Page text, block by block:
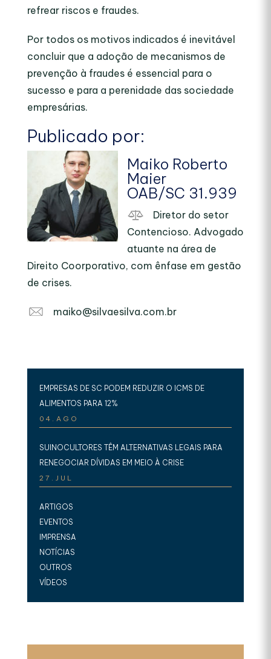
refrear riscos e fraudes.
Por todos os motivos indicados é inevitável
concluir que a adoção de mecanismos de
prevenção à fraudes é essencial para o
sucesso e para a perenidade das sociedade
empresárias.
Publicado por:
Maiko Roberto
Maier
OAB/SC 31.939
Diretor do setor
Contencioso. Advogado
atuante na área de
Direito Coorporativo, com ênfase em gestão
de crises.
maiko@silvaesilva.com.br
EMPRESAS DE SC PODEM REDUZIR O ICMS DE
ALIMENTOS PARA 12%
04.AGO
SUINOCULTORES TÊM ALTERNATIVAS LEGAIS PARA
RENEGOCIAR DÍVIDAS EM MEIO À CRISE
27.JUL
ARTIGOS
EVENTOS
IMPRENSA
NOTÍCIAS
OUTROS
VÍDEOS